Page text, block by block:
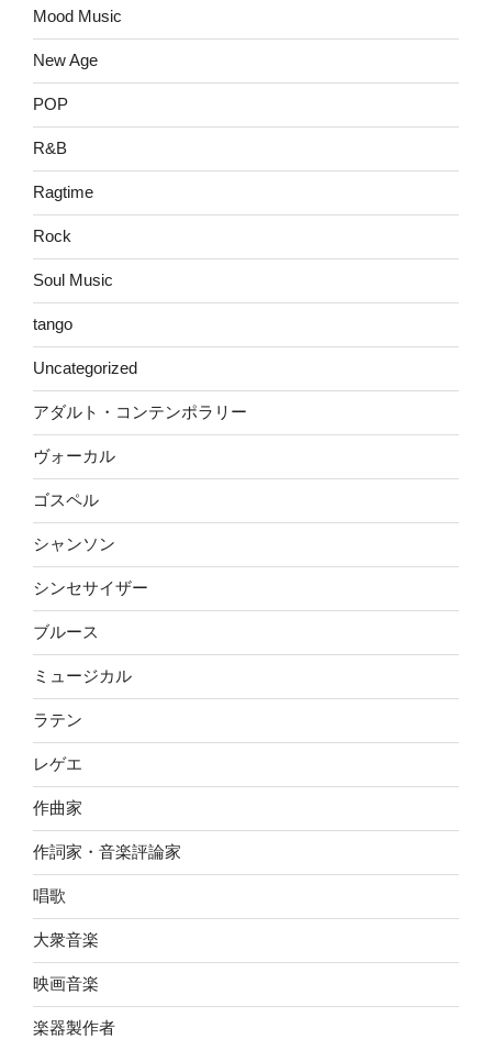
Mood Music
New Age
POP
R&B
Ragtime
Rock
Soul Music
tango
Uncategorized
アダルト・コンテンポラリー
ヴォーカル
ゴスペル
シャンソン
シンセサイザー
ブルース
ミュージカル
ラテン
レゲエ
作曲家
作詞家・音楽評論家
唱歌
大衆音楽
映画音楽
楽器製作者